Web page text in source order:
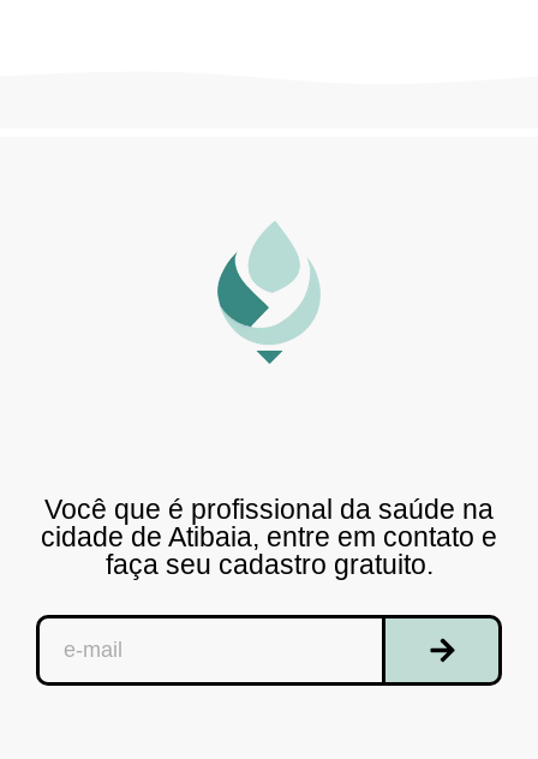
Você que é profissional da saúde na
cidade de Atibaia, entre em contato e
faça seu cadastro gratuito.